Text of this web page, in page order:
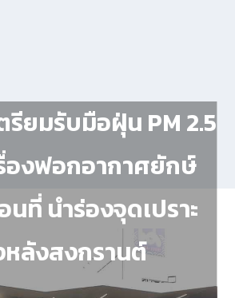
รียมรับมือฝุ่น PM 2.5
องฟอกอากาศยักษ์
ที่ นำร่องจุดเปราะ
หลังสงกรานต์